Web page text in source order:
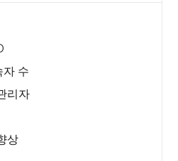
자 수
리자
상